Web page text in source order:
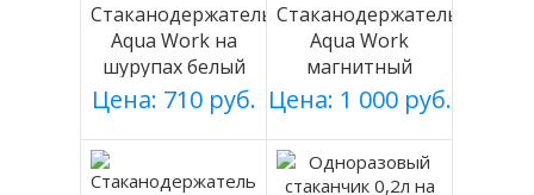
Стаканодержатель
Aqua Work на
шурупах белый
Цена: 710 руб.
Стаканодержатель
Aqua Work
магнитный
серебро
Цена: 1 000 руб.